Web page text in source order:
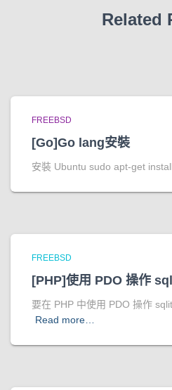
Related
FREEBSD
[Go]Go lang安裝
安裝 Ubuntu sudo apt-get
FREEBSD
[PHP]使用 PDO 操作
要在 PHP 中使用 PDO 操作
Read more…